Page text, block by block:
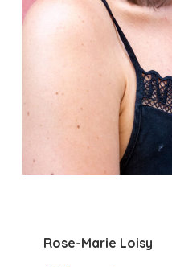
Rose-Marie Loisy